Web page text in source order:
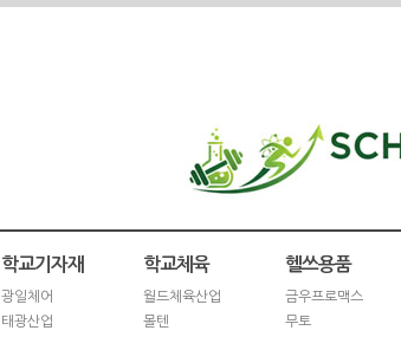
학교기자재
광일체어
태광산업
학교체육
월드체육산업
몰텐
헬쓰용품
금우프로맥스
무토